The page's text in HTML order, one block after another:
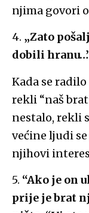
njima govori
4. „Zato
dobili
Kada se
rekli “naš
nestalo, rekli
većine ljudi
njihovi
5. “Ako je on
prije je brat